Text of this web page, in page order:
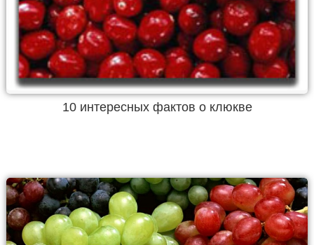
10 интересных фактов о клюкве